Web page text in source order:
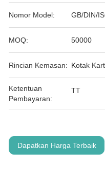
Nomor Model: GB/DIN/
MOQ: 50000
Rincian Kemasan: Kotak
Ketentuan
Pembayaran:
TT
Dapatkan Harga Terbaik